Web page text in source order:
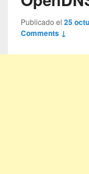
Publicado el25
Comments ↓